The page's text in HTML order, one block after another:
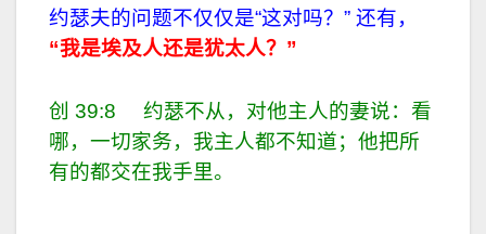
约瑟夫的问题不仅仅是“这对吗？” 还有，
“我是埃及人还是犹太人？”
创 39:8 约瑟不从，对他主人的妻说：看
哪，一切家务，我主人都不知道；他把所
有的都交在我手里。